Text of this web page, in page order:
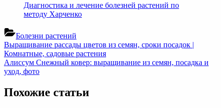
Диагностика и лечение болезней растений по
методу Харченко
Болезни растений
Навигация
по
записям
Previous
Post:
Выращивание рассады цветов из семян, сроки посадок |
Комнатные, садовые растения
Next
Post:
Алиссум Снежный ковер: выращивание из семян, посадка и
уход, фото
Похожие статьи